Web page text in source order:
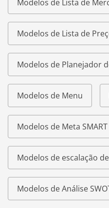
Modelos de Lista de
Modelos de Lista de
Modelos de Planejador
Modelos de Menu
Modelos de Meta SMART
Modelos de escalação
Modelos de Análise